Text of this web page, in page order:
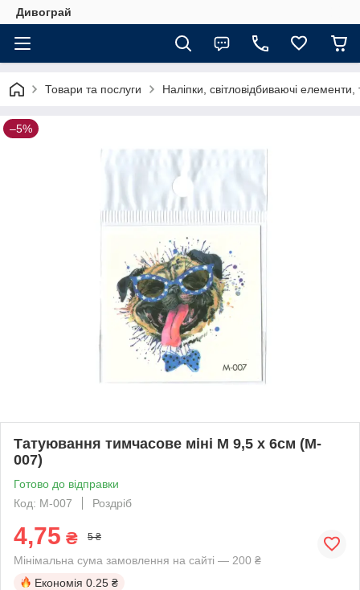
Дивограй
Товари та послуги Наліпки, світловідбиваючі
–5%
Татуювання тимчасове міні M 9,5 х 6см (M-
007)
Готово до відправки
Код: M-007
Роздріб
4,75 ₴ 5 ₴
Мінімальна сума замовлення на сайті — 200 ₴
Економія 0.25 ₴